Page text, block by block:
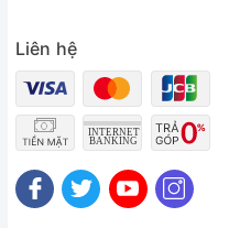
Liên hệ